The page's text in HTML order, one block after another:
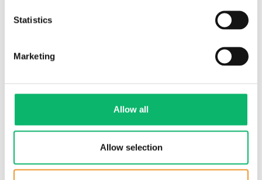
Statistics
Marketing
Allow all
Allow selection
6 Ağustos 2026
Odine, Bilişim 500 Araştırması’nda
“sanallaştırmada” üst üste üçüncü kez